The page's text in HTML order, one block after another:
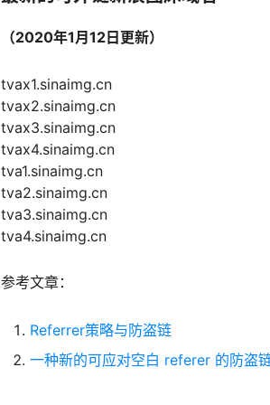
（2020年1月12日更新）
tvax1.sinaimg.cn
tvax2.sinaimg.cn
tvax3.sinaimg.cn
tvax4.sinaimg.cn
tva1.sinaimg.cn
tva2.sinaimg.cn
tva3.sinaimg.cn
tva4.sinaimg.cn
参考文章：
Referrer策略与防盗链
一种新的可应对空白 referer 的防盗